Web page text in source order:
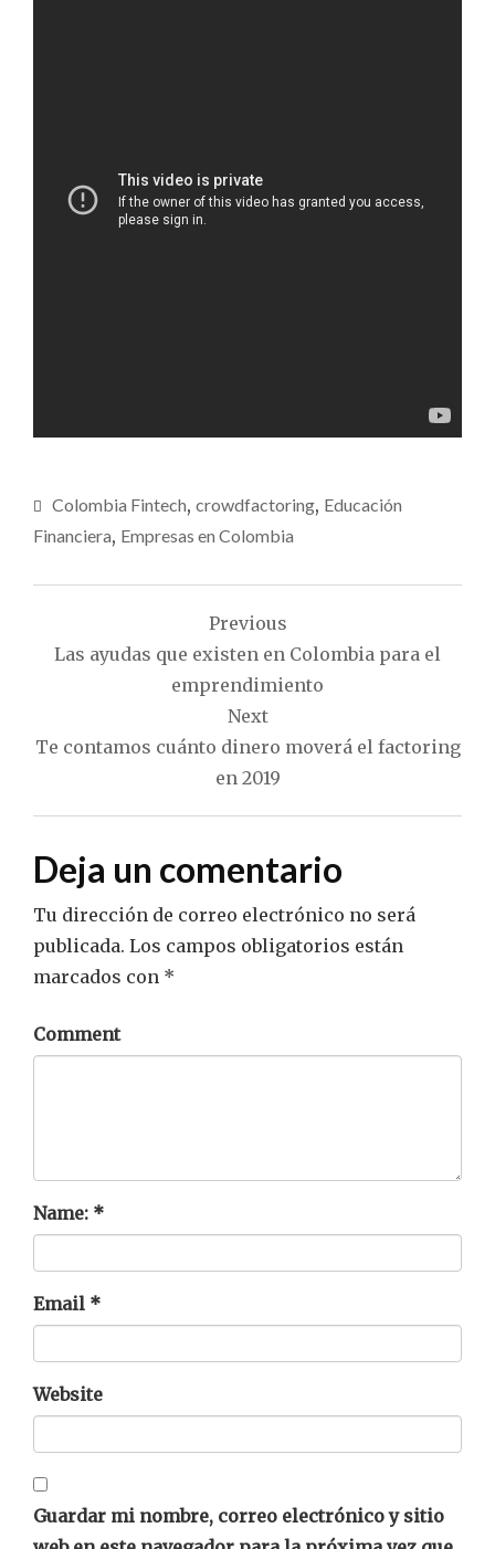
Colombia Fintech, crowdfactoring, Educación
Financiera, Empresas en Colombia
Navegación
de
entradas
Previous
Las ayudas que existen en Colombia para el
emprendimiento
Next
Te contamos cuánto dinero moverá el factoring
en 2019
Deja un comentario
Tu dirección de correo electrónico no será
publicada. Los campos obligatorios están
marcados con *
Comment
Name: *
Email *
Website
Guardar mi nombre, correo electrónico y sitio